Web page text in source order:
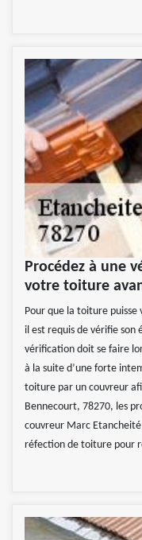
Procédez à une
votre toiture
Pour que la toiture puisse
il est requis de vérifie son
vérification doit se faire
à la suite d’une forte
toiture par un couvreur
Bennecourt, 78270, les
couvreur Marc
réfection de toiture pour